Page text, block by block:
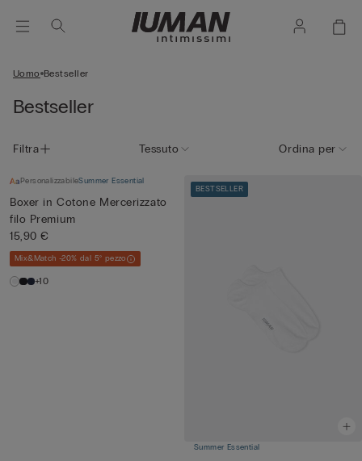
Uomo Bestseller
Bestseller
Filtra Tessuto Ordina per
PersonalizzabileSummer Essential
Boxer in Cotone Mercerizzato
filo Premium
15,90 €
Mix&Match -20% dal 5° pezzo
+10
BESTSELLER
Summer Essential